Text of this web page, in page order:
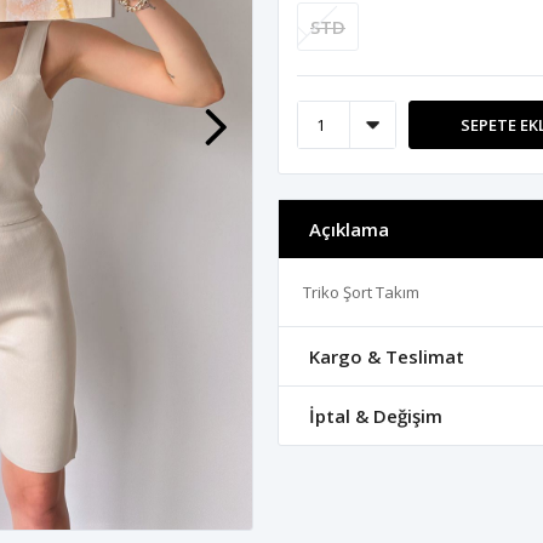
STD
SEPETE
Açıklama
Triko Şort Takım
Kargo & Teslimat
İptal & Değişim